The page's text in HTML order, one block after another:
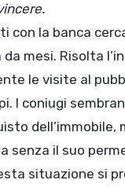
con la banca
mesi. Risolta
le visite al
I coniugi
dell’immobile,
senza il suo
situazione si